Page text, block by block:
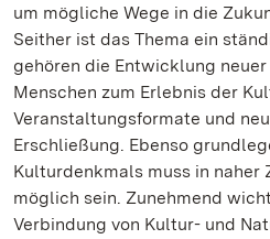
um mögliche Wege in die
Seither ist das Thema ein
gehören die Entwicklung
Menschen zum Erlebnis der
Veranstaltungsformate und
Erschließung. Ebenso
Kulturdenkmals muss in naher
möglich sein. Zunehmend
Verbindung von Kultur- und